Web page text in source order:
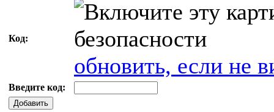
Код:
обновить, если не
Введите код:
Добавить